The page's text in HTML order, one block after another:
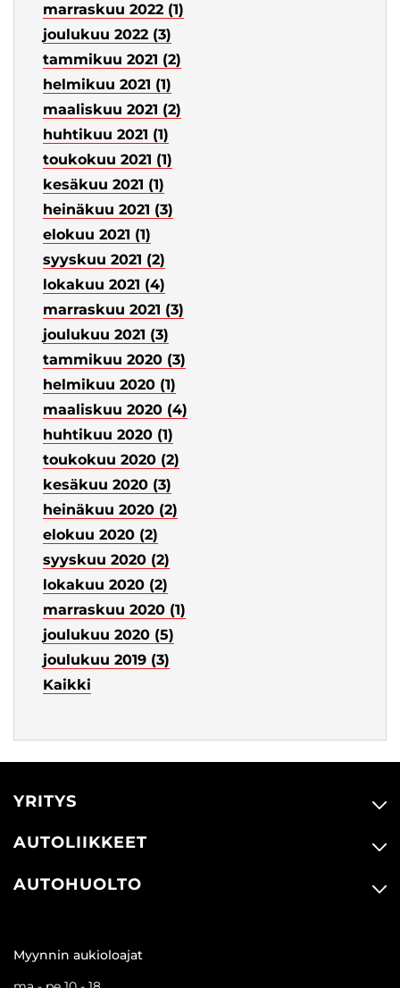
marraskuu 2022 (1)
joulukuu 2022 (3)
tammikuu 2021 (2)
helmikuu 2021 (1)
maaliskuu 2021 (2)
huhtikuu 2021 (1)
toukokuu 2021 (1)
kesäkuu 2021 (1)
heinäkuu 2021 (3)
elokuu 2021 (1)
syyskuu 2021 (2)
lokakuu 2021 (4)
marraskuu 2021 (3)
joulukuu 2021 (3)
tammikuu 2020 (3)
helmikuu 2020 (1)
maaliskuu 2020 (4)
huhtikuu 2020 (1)
toukokuu 2020 (2)
kesäkuu 2020 (3)
heinäkuu 2020 (2)
elokuu 2020 (2)
syyskuu 2020 (2)
lokakuu 2020 (2)
marraskuu 2020 (1)
joulukuu 2020 (5)
joulukuu 2019 (3)
Kaikki
YRITYS
AUTOLIIKKEET
AUTOHUOLTO
Myynnin aukioloajat